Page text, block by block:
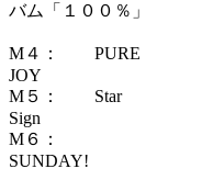
バム「１００％」
M４： PURE
M５： Star
M６：